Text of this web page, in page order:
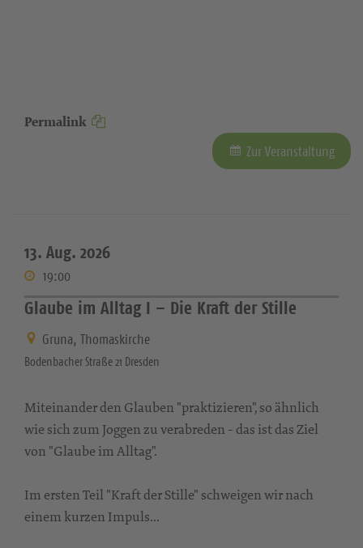
Permalink
Zur Veranstaltung
13. Aug. 2026
19:00
Glaube im Alltag I – Die Kraft der Stille
Gruna, Thomaskirche
Bodenbacher Straße 21 Dresden
Miteinander den Glauben "praktizieren", so ähnlich
wie sich zum Joggen zu verabreden - das ist das Ziel
von "Glaube im Alltag".
Im ersten Teil "Kraft der Stille" schweigen wir nach
einem kurzen Impuls...